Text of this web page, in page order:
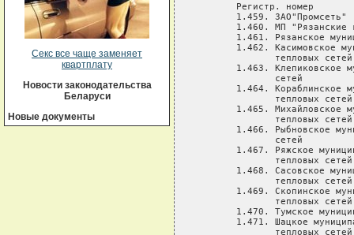
Секс все чаще заменяет
квартплату
Новости законодательства
Беларуси
Новые документы
       Регистр. номер
       1.459. ЗАО"Промсеть"
1.460. МП "Рязанские
1.461. Рязанское
1.462. Касимовское
              тепловых сетей
1.463. Клепиковское
              сетей
1.464. Кораблинское
              тепловых сетей
1.465. Михайловское
              тепловых сетей
1.466. Рыбновское
              сетей
1.467. Ряжское
              тепловых сетей
1.468. Сасовское
              тепловых сетей
1.469. Скопинское
              тепловых сетей
1.470. Тумское
1.471. Шацкое
              тепловых сетей